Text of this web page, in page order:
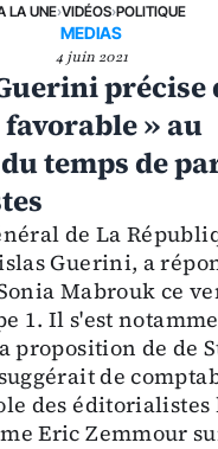
LA UNE›VIDÉOS›POLITIQUE
MEDIAS
4 juin 2021
précise
favorable » au
temps de
de La
Guerini, a
Mabrouk ce
1. Il s'est
proposition de de
de
des éditorialistes
Eric Zemmour